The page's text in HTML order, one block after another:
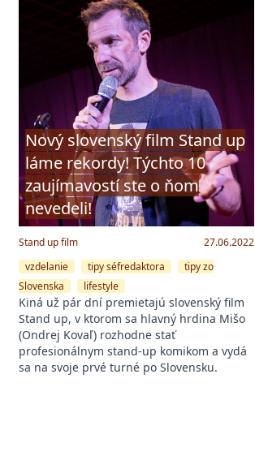
Nový slovenský film Stand up
láme rekordy! Týchto 10
zaujímavostí ste o ňom
nevedeli!
Stand up film
27.06.2022
vzdelanie
tipy séfredaktora
tipy zo
Slovenska
lifestyle
Kiná už pár dní premietajú slovenský film
Stand up, v ktorom sa hlavný hrdina Mišo
(Ondrej Kovaľ) rozhodne stať
profesionálnym stand-up komikom a vydá
sa na svoje prvé turné po Slovensku.